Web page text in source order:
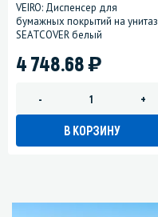
VEIRO: Диспенсер для
бумажных покрытий на унитаз
SEATCOVER белый
4 748.68)
- +
В КОРЗИНУ